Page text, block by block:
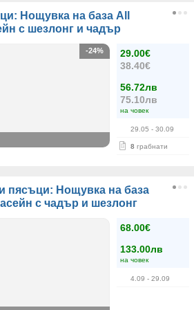
Нощувка на база All
с шезлонг и чадър
29.00€
38.40€
56.72лв
75.10лв
на човек
29.05 - 30.09
8 грабнати
-24%
пясъци: Нощувка на база
с чадър и шезлонг
68.00€
133.00лв
на човек
4.09 - 29.09